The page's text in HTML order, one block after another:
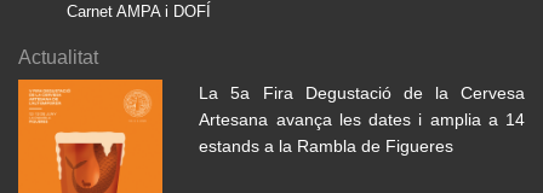
Carnet AMPA i DOFÍ
Actualitat
La 5a Fira Degustació de la Cervesa
Artesana avança les dates i amplia a 14
estands a la Rambla de Figueres